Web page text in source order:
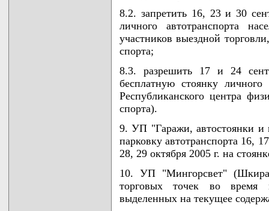
8.2. запретить 16, 23 и 30
личного автотранспорта
участников выездной
спорта;
8.3. разрешить 17 и 24
бесплатную стоянку
Республиканского центра
спорта).
9. УП "Гаражи, автостоянки и
парковку автотранспорта 16,
28, 29 октября 2005 г. на
10. УП "Мингорсвет"
торговых точек во время
выделенных на текущее